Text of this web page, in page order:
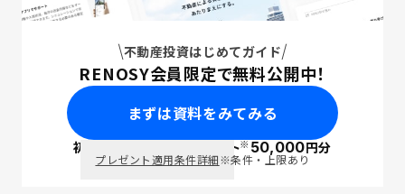
不動産投資はじめてガイド
RENOSY会員限定で無料公開中！
まずは資料をみてみる
初回面談で ポイント※50,000円分
プレゼント適用条件詳細※条件・上限あり